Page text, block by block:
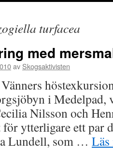
turfacea
med
av Skogsaktivisten
i Medelpad,
Nilsson och
ytterligare ett par
Lundell, som …